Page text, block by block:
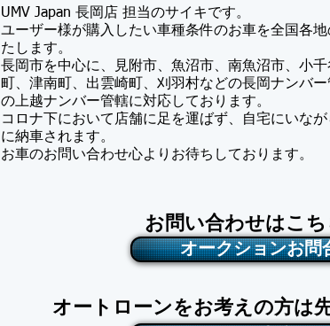
UMV Japan 長岡店 担当のサイキです。
ユーザー様が購入したい車種条件のお車を全国各
たします。
長岡市を中心に、見附市、魚沼市、南魚沼市、小
町、津南町、出雲崎町、刈羽村などの長岡ナンバ
の上越ナンバー管轄に対応しております。
コロナ下において店舗に足を運ばず、自宅にいな
に納車されます。
​お車のお問い合わせ心よりお待ちしております。
お問い合わせはこち
オークションお問
オートローンをお考えの方は